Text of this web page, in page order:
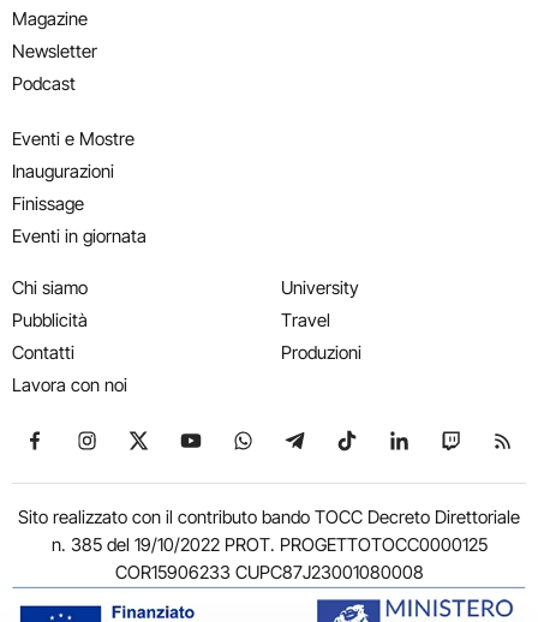
Magazine
Newsletter
Podcast
Eventi e Mostre
Inaugurazioni
Finissage
Eventi in giornata
Chi siamo
Pubblicità
Contatti
Lavora con noi
University
Travel
Produzioni
Seguici su Facebook
Seguici su Instagram
Seguici su X
Seguici su YouTube
Seguici su WhatsApp
Seguici su Telegram
Seguici su TikTok
Seguici su
Seguici
Sito realizzato con il contributo bando TOCC Decreto Direttoriale
n. 385 del 19/10/2022 PROT. PROGETTOTOCC0000125
COR15906233 CUPC87J23001080008